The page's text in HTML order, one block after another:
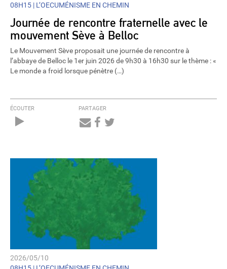
08H15 | L’OECUMÉNISME EN CHEMIN
Journée de rencontre fraternelle avec le
mouvement Sève à Belloc
Le Mouvement Sève proposait une journée de rencontre à
l’abbaye de Belloc le 1er juin 2026 de 9h30 à 16h30 sur le thème : «
Le monde a froid lorsque pénètre (…)
ÉCOUTER PARTAGER
2026/05/10